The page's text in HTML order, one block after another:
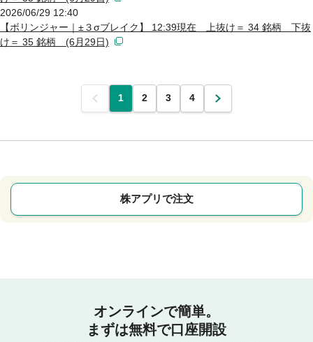
2026/06/29 12:40
【ボリンジャー｜±３σブレイク】 12:39現在 上抜け＝ 34 銘柄 下抜
け＝ 35 銘柄 (6月29日)
前 1 2 3 4 次
株アプリで注文
オンラインで簡単。
まずは無料で口座開設